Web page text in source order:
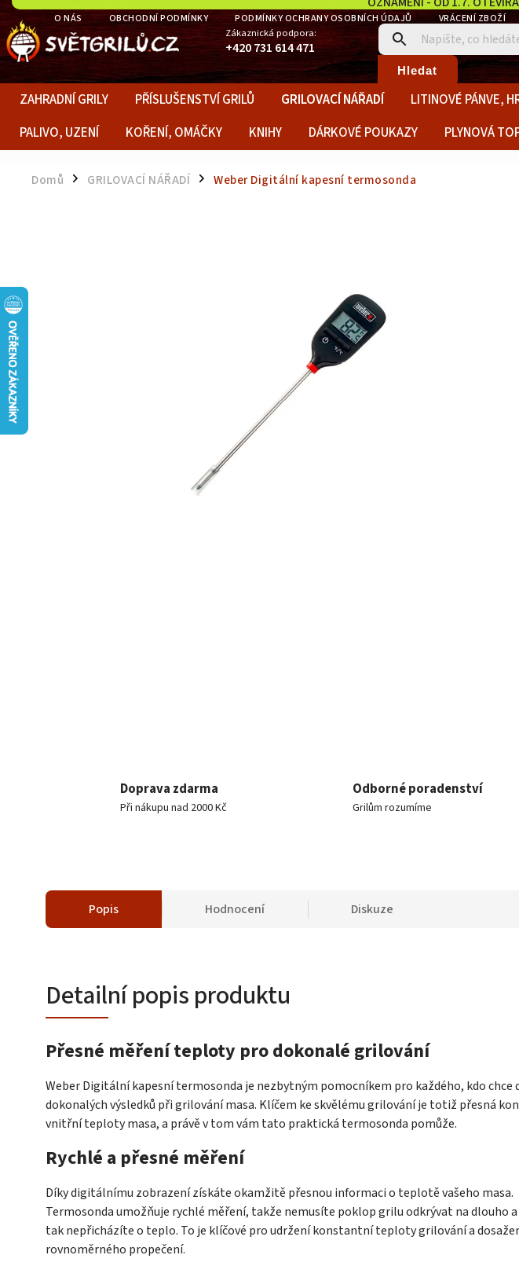
O NÁS OBCHODNÍ PODMÍNKY PODMÍNKY OCHRANY OSOBNÍCH ÚDAJŮ VRÁCENÍ ZBOŽÍ
Zákaznická podpora:
+420 731 614 471
Hledat
ZAHRADNÍ GRILY PŘÍSLUŠENSTVÍ GRILŮ GRILOVACÍ NÁŘADÍ LITINOVÉ PÁNVE,
PALIVO, UZENÍ
KOŘENÍ, OMÁČKY KNIHY DÁRKOVÉ POUKAZY PLYNOVÁ
Domů / GRILOVACÍ NÁŘADÍ / Weber Digitální kapesní termosonda
Doprava zdarma
Při nákupu nad 2000 Kč
Odborné poradenství
Grilům rozumíme
Popis Hodnocení Diskuze
Detailní popis produktu
Přesné měření teploty pro dokonalé grilování
Weber Digitální kapesní termosonda je nezbytným pomocníkem pro každého, kdo chce
dokonalých výsledků při grilování masa. Klíčem ke skvělému grilování je totiž přesná
vnitřní teploty masa, a právě v tom vám tato praktická termosonda pomůže.
Rychlé a přesné měření
Díky digitálnímu zobrazení získáte okamžitě přesnou informaci o teplotě vašeho masa.
Termosonda umožňuje rychlé měření, takže nemusíte poklop grilu odkrývat na dlouho
tak nepřicházíte o teplo. To je klíčové pro udržení konstantní teploty grilování a
rovnoměrného propečení.